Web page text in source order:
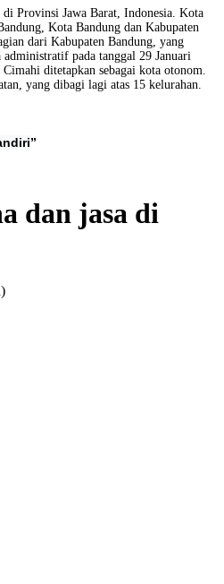
di Provinsi Jawa Barat, Indonesia. Kota
Kota Bandung dan Kabupaten
dari Kabupaten Bandung, yang
pada tanggal 29 Januari
ditetapkan sebagai kota otonom.
yang dibagi lagi atas 15 kelurahan.
”
dan jasa di